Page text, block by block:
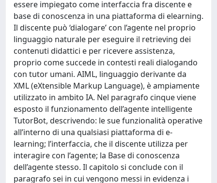
essere impiegato come interfaccia fra discente e
base di conoscenza in una piattaforma di elearning.
Il discente può ‘dialogare’ con l’agente nel proprio
linguaggio naturale per eseguire il retrieving dei
contenuti didattici e per ricevere assistenza,
proprio come succede in contesti reali dialogando
con tutor umani. AIML, linguaggio derivante da
XML (eXtensible Markup Language), è ampiamente
utilizzato in ambito IA. Nel paragrafo cinque viene
esposto il funzionamento dell’agente intelligente
TutorBot, descrivendo: le sue funzionalità operative
all’interno di una qualsiasi piattaforma di e-
learning; l’interfaccia, che il discente utilizza per
interagire con l’agente; la Base di conoscenza
dell’agente stesso. Il capitolo si conclude con il
paragrafo sei in cui vengono messi in evidenza i